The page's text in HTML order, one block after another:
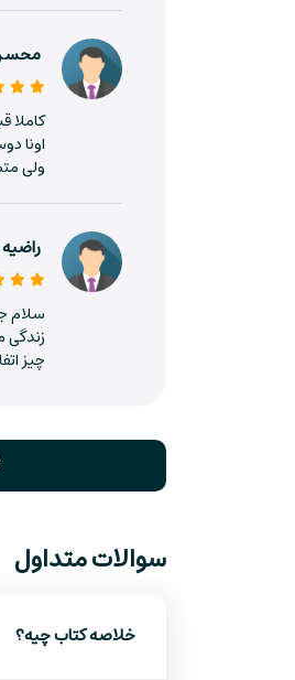
قبل از مراسم اهدای
یه منبع دیگه برای
سرگیجه پیدا کنی.
هر محرک بدنی ممکنه
دستشویی داشته‌
نشون بده.
اگه دوست داری
وبسایت و اپلیکیشن
در چه صورتی از
- اگه دوست داری
- اگه به مطالعه‌ی
کاملا
اونا
ولی
سلام
زندگی
چیز
سوالات متداول
خلاصه کتاب چیه؟